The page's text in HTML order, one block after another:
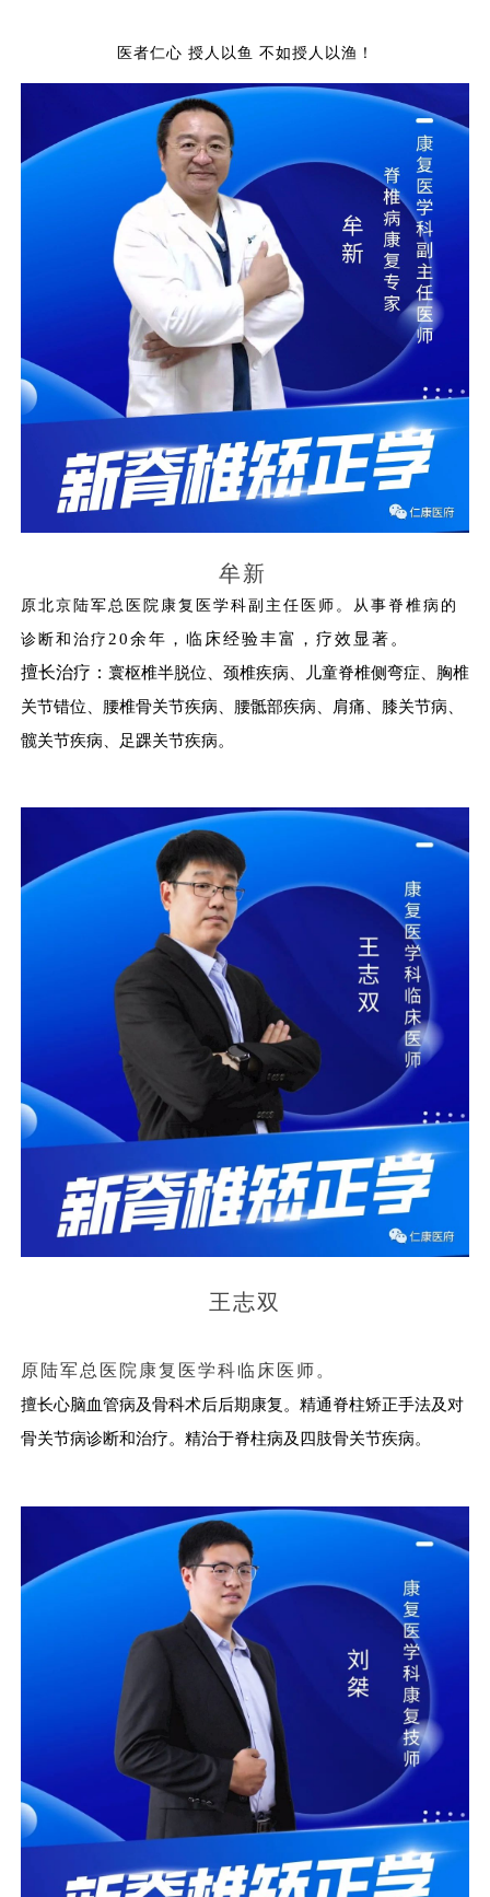
医者仁心 授人以鱼 不如授人以渔！
牟新
原北京陆军总医院康复医学科副主任医师。从事脊椎病的
诊断和治疗 20余年，临床经验丰富，疗效显著。
擅长治疗： 寰枢椎半脱位、颈椎疾病、儿童脊椎侧弯症、胸椎
关节错位、腰椎骨关节疾病、腰骶部疾病、肩痛、膝关节病、
髋关节疾病、足踝关节疾病。
王志双
原陆军总医院康复医学科临床医师。
擅长心脑血管病及骨科术后后期康复。精通脊柱矫正手法及对
骨关节病诊断和治疗。精治于脊柱病及四肢骨关节疾病。